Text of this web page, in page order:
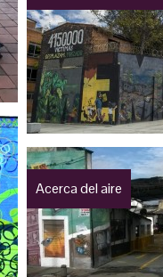
Acerca del aire